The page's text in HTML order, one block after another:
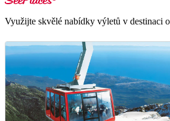
Využijte skvělé nabídky výletů v destinaci